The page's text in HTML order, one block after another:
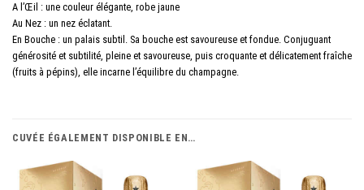
A l’Œil : une couleur élégante, robe jaune
Au Nez : un nez éclatant.
En Bouche : un palais subtil. Sa bouche est savoureuse et fondue. Conjuguant
générosité et subtilité, pleine et savoureuse, puis croquante et délicatement fraîche
(fruits à pépins), elle incarne l’équilibre du champagne.
CUVÉE ÉGALEMENT DISPONIBLE EN…